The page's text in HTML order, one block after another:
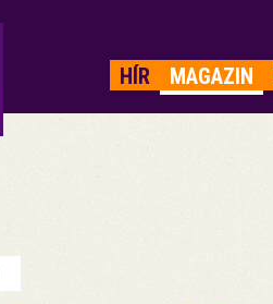
HÍR MAGAZIN